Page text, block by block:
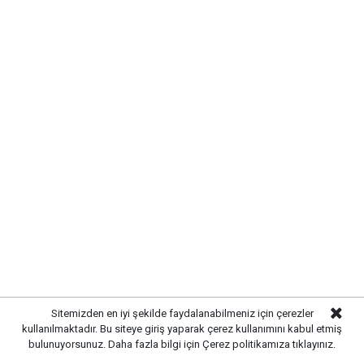
Sitemizden en iyi şekilde faydalanabilmeniz için çerezler
kullanılmaktadır. Bu siteye giriş yaparak çerez kullanımını kabul etmiş
bulunuyorsunuz. Daha fazla bilgi için Çerez politikamıza tıklayınız.